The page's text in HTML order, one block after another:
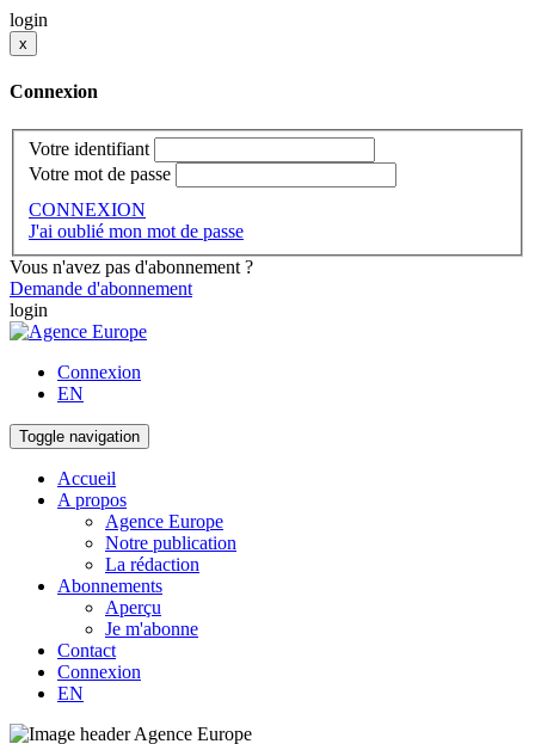
login
x
Connexion
Votre identifiant
Votre mot de passe
CONNEXION
J'ai oublié mon mot de passe
Vous n'avez pas d'abonnement ?
Demande d'abonnement
login
Connexion
EN
Toggle navigation
Accueil
A propos
Agence Europe
Notre publication
La rédaction
Abonnements
Aperçu
Je m'abonne
Contact
Connexion
EN